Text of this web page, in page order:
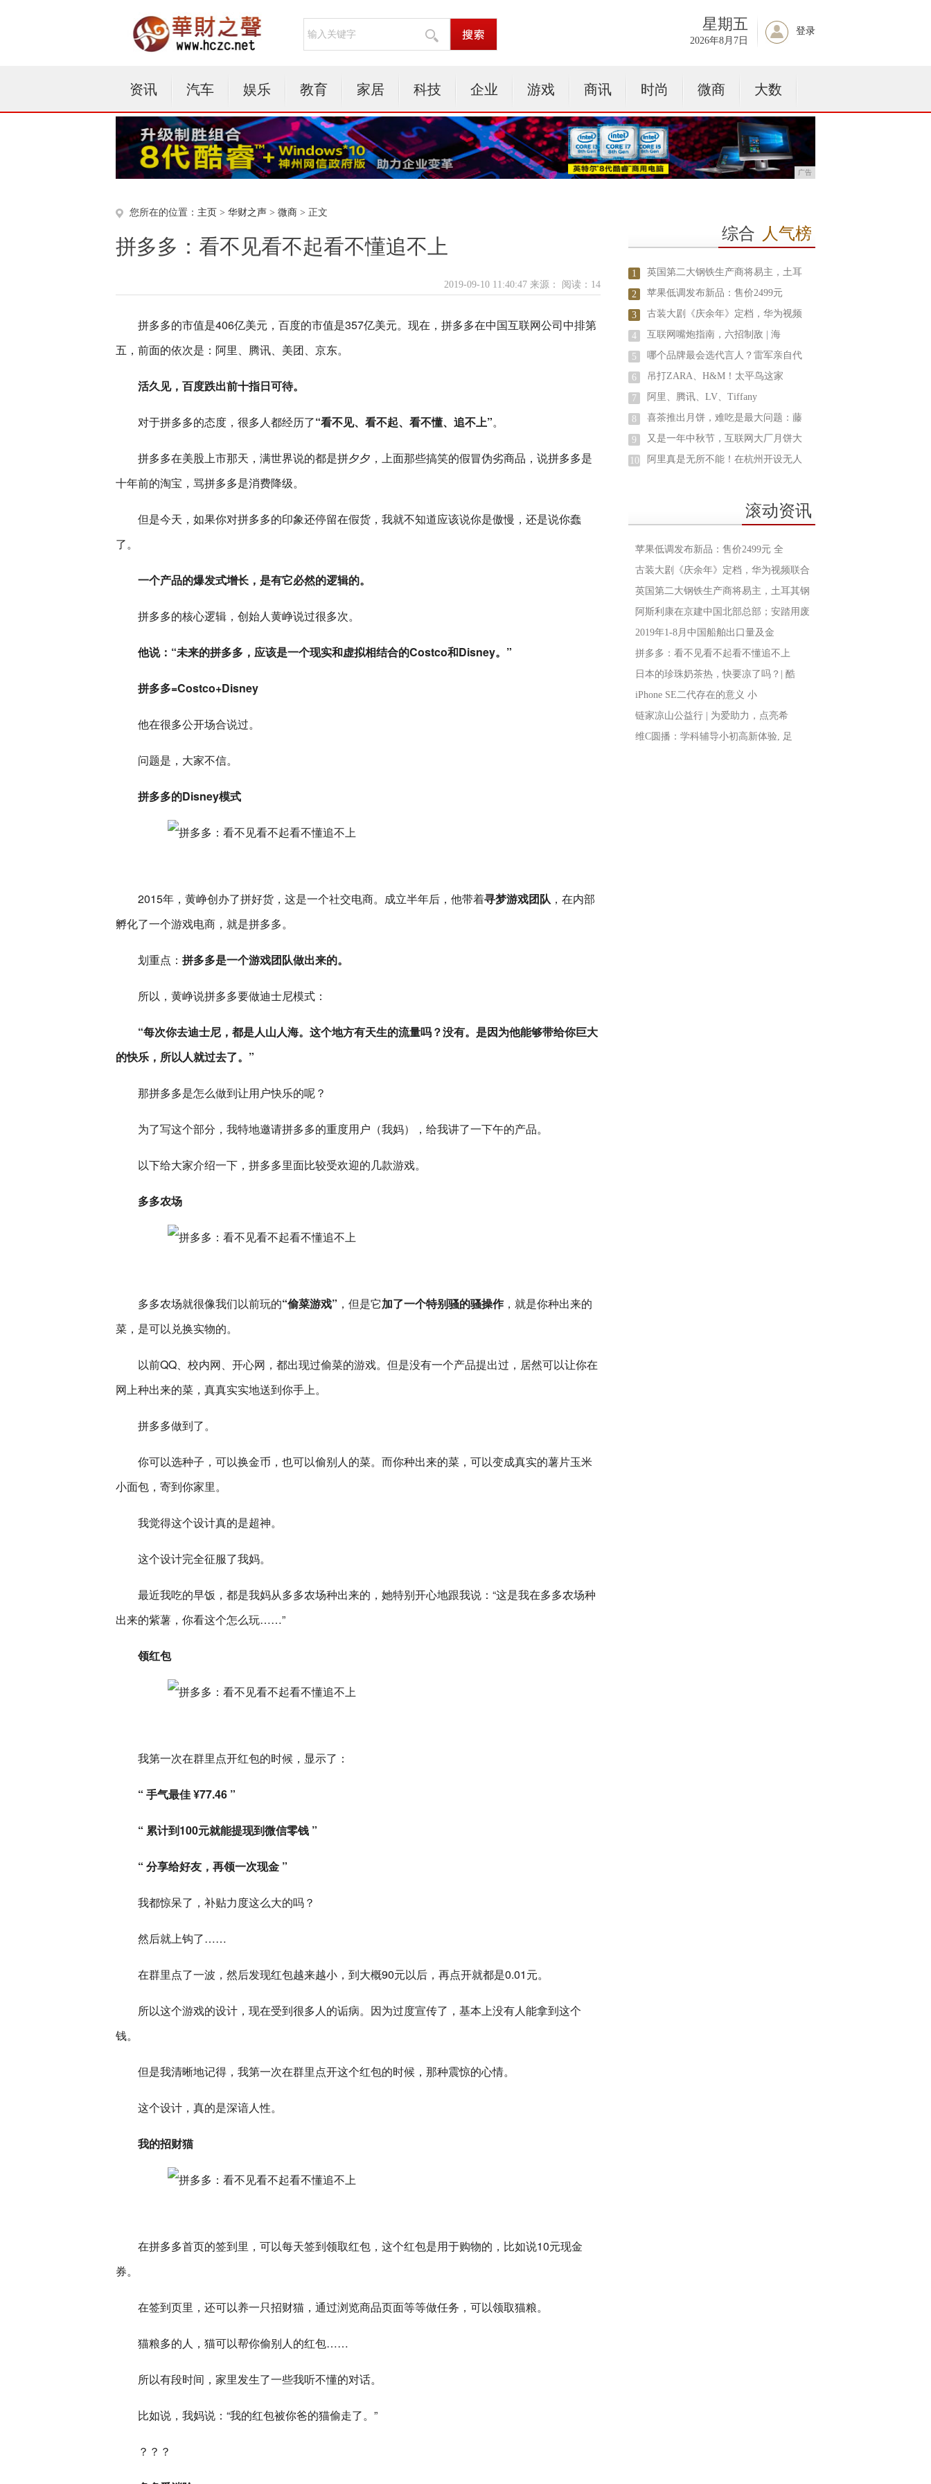
星期五
2026年8月7日
登录
资讯 汽车 娱乐 教育 家居 科技 企业 游戏 商讯 时尚 微商 大数
广告
您所在的位置： 主页 > 华财之声 > 微商 > 正文
拼多多：看不见看不起看不懂追不上
2019-09-10 11:40:47 来源： 阅读：14
拼多多的市值是406亿美元，百度的市值是357亿美元。现在，拼多多在中国互联网公司中排第
五，前面的依次是：阿里、腾讯、美团、京东。
活久见，百度跌出前十指日可待。
对于拼多多的态度，很多人都经历了“看不见、看不起、看不懂、追不上”。
拼多多在美股上市那天，满世界说的都是拼夕夕，上面那些搞笑的假冒伪劣商品，说拼多多是
十年前的淘宝，骂拼多多是消费降级。
但是今天，如果你对拼多多的印象还停留在假货，我就不知道应该说你是傲慢，还是说你蠢
了。
一个产品的爆发式增长，是有它必然的逻辑的。
拼多多的核心逻辑，创始人黄峥说过很多次。
他说：“未来的拼多多，应该是一个现实和虚拟相结合的Costco和Disney。”
拼多多=Costco+Disney
他在很多公开场合说过。
问题是，大家不信。
拼多多的Disney模式
2015年，黄峥创办了拼好货，这是一个社交电商。成立半年后，他带着寻梦游戏团队 ，在内部
孵化了一个游戏电商，就是拼多多。
划重点： 拼多多是一个游戏团队做出来的。
所以，黄峥说拼多多要做迪士尼模式：
“每次你去迪士尼，都是人山人海。这个地方有天生的流量吗？没有。是因为他能够带给你巨大
的快乐，所以人就过去了。”
那拼多多是怎么做到让用户快乐的呢？
为了写这个部分，我特地邀请拼多多的重度用户（我妈），给我讲了一下午的产品。
以下给大家介绍一下，拼多多里面比较受欢迎的几款游戏。
多多农场
多多农场就很像我们以前玩的“偷菜游戏” ，但是它加了一个特别骚的骚操作，就是你种出来的
菜，是可以兑换实物的。
以前QQ、校内网、开心网，都出现过偷菜的游戏。但是没有一个产品提出过，居然可以让你在
网上种出来的菜，真真实实地送到你手上。
拼多多做到了。
你可以选种子，可以换金币，也可以偷别人的菜。而你种出来的菜，可以变成真实的薯片玉米
小面包，寄到你家里。
我觉得这个设计真的是超神。
这个设计完全征服了我妈。
最近我吃的早饭，都是我妈从多多农场种出来的，她特别开心地跟我说：“这是我在多多农场种
出来的紫薯，你看这个怎么玩……”
领红包
我第一次在群里点开红包的时候，显示了：
“ 手气最佳 ¥77.46 ”
“ 累计到100元就能提现到微信零钱 ”
“ 分享给好友，再领一次现金 ”
我都惊呆了，补贴力度这么大的吗？
然后就上钩了……
在群里点了一波，然后发现红包越来越小，到大概90元以后，再点开就都是0.01元。
所以这个游戏的设计，现在受到很多人的诟病。因为过度宣传了，基本上没有人能拿到这个
钱。
但是我清晰地记得，我第一次在群里点开这个红包的时候，那种震惊的心情。
这个设计，真的是深谙人性。
我的招财猫
在拼多多首页的签到里，可以每天签到领取红包，这个红包是用于购物的，比如说10元现金
券。
在签到页里，还可以养一只招财猫，通过浏览商品页面等等做任务，可以领取猫粮。
猫粮多的人，猫可以帮你偷别人的红包……
所以有段时间，家里发生了一些我听不懂的对话。
比如说，我妈说：“我的红包被你爸的猫偷走了。”
？？？
综合 人气榜
1 英国第二大钢铁生产商将易主，土耳
2 苹果低调发布新品：售价2499元
3 古装大剧《庆余年》定档，华为视频
4 互联网嘴炮指南，六招制敌 | 海
5 哪个品牌最会选代言人？雷军亲自代
6 吊打ZARA、H&M！太平鸟这家
7 阿里、腾讯、LV、Tiffany
8 喜茶推出月饼，难吃是最大问题：藤
9 又是一年中秋节，互联网大厂月饼大
10 阿里真是无所不能！在杭州开设无人
滚动资讯
苹果低调发布新品：售价2499元 全
古装大剧《庆余年》定档，华为视频联合
英国第二大钢铁生产商将易主，土耳其钢
阿斯利康在京建中国北部总部；安踏用废
2019年1-8月中国船舶出口量及金
拼多多：看不见看不起看不懂追不上
日本的珍珠奶茶热，快要凉了吗？| 酷
iPhone SE二代存在的意义 小
链家凉山公益行 | 为爱助力，点亮希
维C圆播：学科辅导小初高新体验, 足